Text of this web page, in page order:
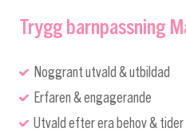
Trygg barnpassning
Noggrant utvald & utbildad
Erfaren & engagerande
Utvald efter era behov & tider